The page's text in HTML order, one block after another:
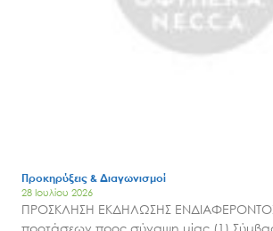
Προκηρύξεις & Διαγωνισμοί
28 Ιουλίου 2026
ΠΡΟΣΚΛΗΣΗ ΕΚΔΗΛΩΣΗΣ
προτάσεων προς σύναψη μίας (1)